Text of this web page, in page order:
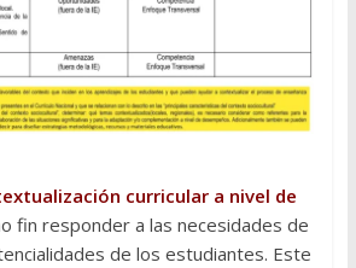
curricular a nivel de
fin responder a las necesidades de
de los estudiantes. Este